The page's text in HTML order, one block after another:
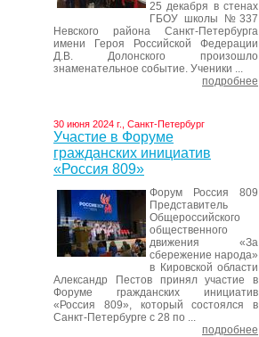
25 декабря в стенах
ГБОУ школы №337
Невского района Санкт-Петербурга
имени Героя Российской Федерации
Д.В. Долонского произошло
знаменательное событие. Ученики ...
подробнее
30 июня 2024 г., Санкт-Петербург
Участие в Форуме
гражданских инициатив
«Россия 809»
Форум Россия 809
Представитель
Общероссийского
общественного
движения «За
сбережение народа»
в Кировской области
Александр Пестов принял участие в
Форуме гражданских инициатив
«Россия 809», который состоялся в
Санкт-Петербурге с 28 по ...
подробнее